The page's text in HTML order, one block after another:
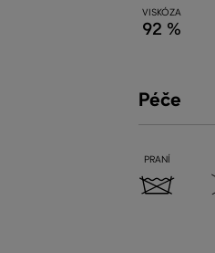
VISKÓZA
92 %
Péče
PRANÍ